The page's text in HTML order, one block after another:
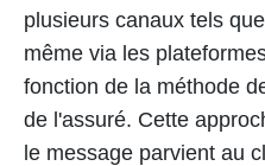
plusieurs canaux tels
même via les
fonction de la méthode
de l'assuré. Cette
le message parvient au